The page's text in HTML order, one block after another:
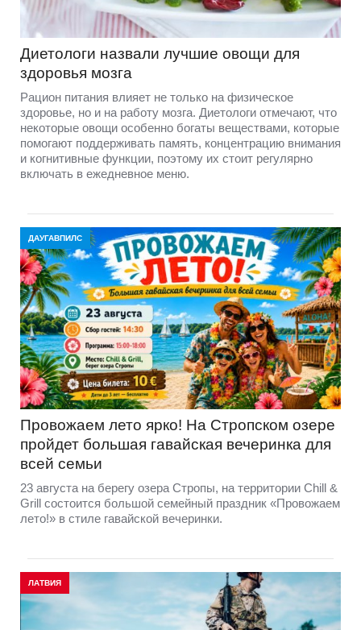
Диетологи назвали лучшие овощи для
здоровья мозга
Рацион питания влияет не только на физическое
здоровье, но и на работу мозга. Диетологи отмечают, что
некоторые овощи особенно богаты веществами, которые
помогают поддерживать память, концентрацию внимания
и когнитивные функции, поэтому их стоит регулярно
включать в ежедневное меню.
ДАУГАВПИЛС
Провожаем лето ярко! На Стропском озере
пройдет большая гавайская вечеринка для
всей семьи
23 августа на берегу озера Стропы, на территории Chill &
Grill состоится большой семейный праздник «Провожаем
лето!» в стиле гавайской вечеринки.
ЛАТВИЯ